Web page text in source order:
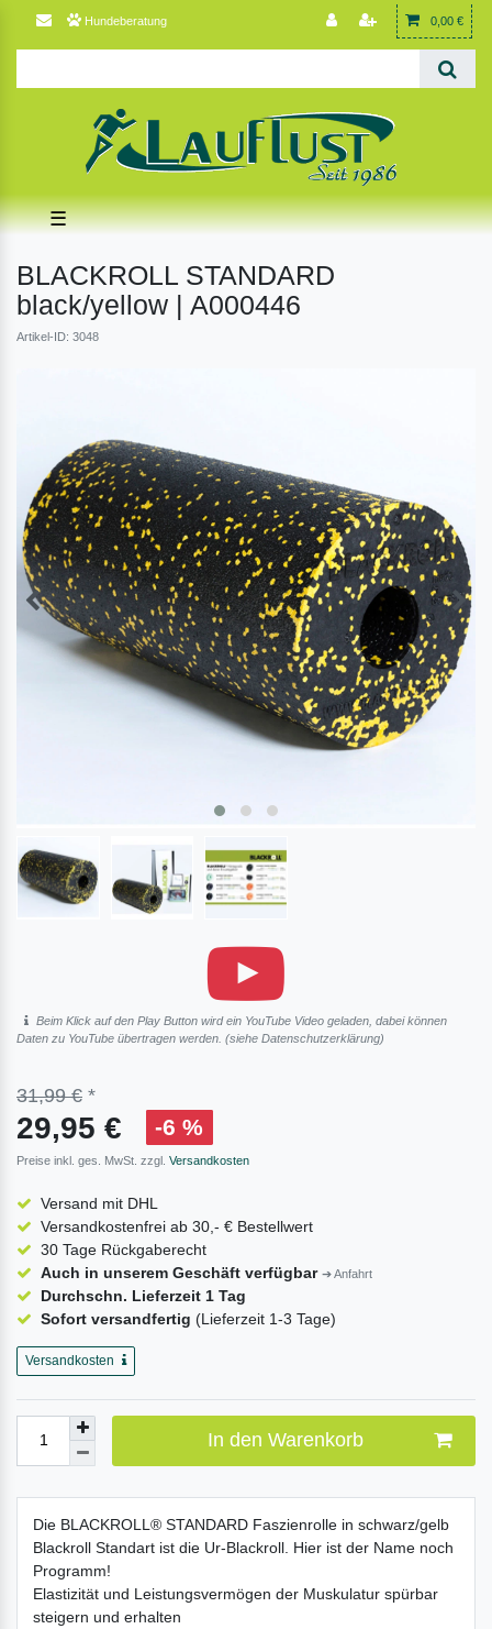
Hundeberatung 0,00 €
☰
BLACKROLL STANDARD
black/yellow | A000446
Artikel-ID: 3048
Beim Klick auf den Play Button wird ein YouTube Video geladen, dabei können
Daten zu YouTube übertragen werden. (siehe Daten­schutz­erklärung)
31,99 € *
29,95 € -6 %
Preise inkl. ges. MwSt. zzgl. Versandkosten
Versand mit DHL
Versandkostenfrei ab 30,- € Bestellwert
30 Tage Rückgaberecht
Auch in unserem Geschäft verfügbar ➔ Anfahrt
Durchschn. Lieferzeit 1 Tag
Sofort versandfertig (Lieferzeit 1-3 Tage)
Versandkosten
In den Warenkorb
Die BLACKROLL® STANDARD Faszienrolle in schwarz/gelb
Blackroll Standart ist die Ur-Blackroll. Hier ist der Name noch
Programm!
Elastizität und Leistungsvermögen der Muskulatur spürbar
steigern und erhalten